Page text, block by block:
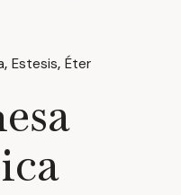
Estesis Éter